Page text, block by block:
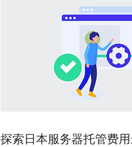
探索日本服务器托管费